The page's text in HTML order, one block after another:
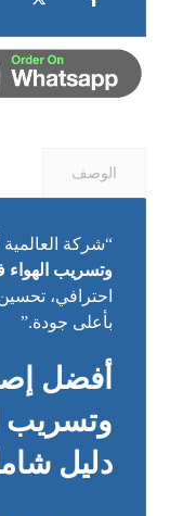
الوصف
“شركة
وتسريب الهواء
احترافي،
بأعلى جودة.”
أفضل
وتسريب
دليل